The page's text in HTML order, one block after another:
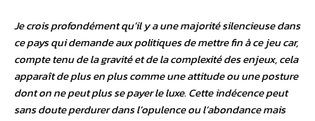
Je crois profondément qu’il y a une majorité silencieuse dans
ce pays qui demande aux politiques de mettre fin à ce jeu car,
compte tenu de la gravité et de la complexité des enjeux, cela
apparaît de plus en plus comme une attitude ou une posture
dont on ne peut plus se payer le luxe. Cette indécence peut
sans doute perdurer dans l’opulence ou l’abondance mais